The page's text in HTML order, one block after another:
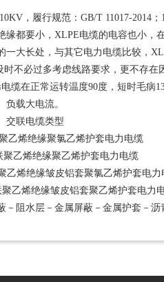
，履行规范：GB/T 11017-2014；
都要小，XLPE电缆的电容也小，
大长处，与其它电力电缆比较，
不必过多考虑线路要求，更不存在
缆在正常运转温度90度，短时毛病
负载大电流。
交联电缆类型
乙烯绝缘聚氯乙烯护套电力电缆
聚乙烯绝缘聚乙烯护套电力电缆
乙烯绝缘皱皮铝套聚氯乙烯护套电力
乙烯绝缘皱皮铝套聚乙烯护套电力
－阻水层－金属屏蔽－金属护套－